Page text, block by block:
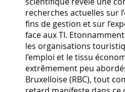
recherches actuelles sur
fins de gestion et sur
face aux TI.
les organisations
l’emploi et le tissu
extrêmement peu
Bruxelloise (RBC), tout